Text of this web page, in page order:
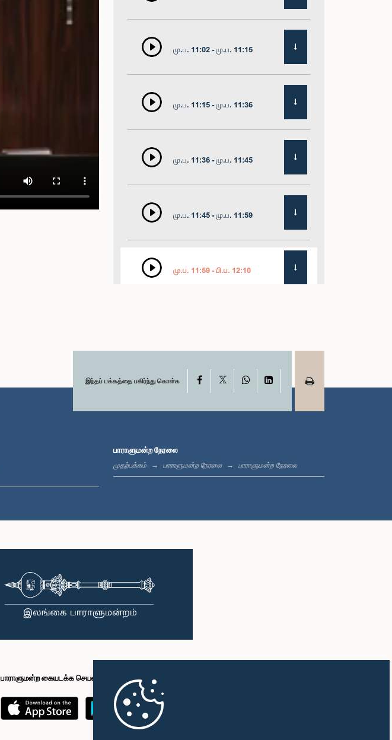
மு.ப. 11:02 - மு.ப. 11:15
மு.ப. 11:15 - மு.ப. 11:36
மு.ப. 11:36 - மு.ப. 11:45
மு.ப. 11:45 - மு.ப. 11:59
மு.ப. 11:59 - பி.ப. 12:10
பி.ப. 12:18 - பி.ப. 12:28
இந்தப் பக்கத்தை பகிர்ந்து கொள்க Facebook WhatsAppLinkedIn
பாராளுமன்ற நேரலை
முதற்பக்கம் பாராளுமன்ற நேரலை பாராளுமன்ற நேரலை
பாராளுமன்ற கையடக்க செயலி